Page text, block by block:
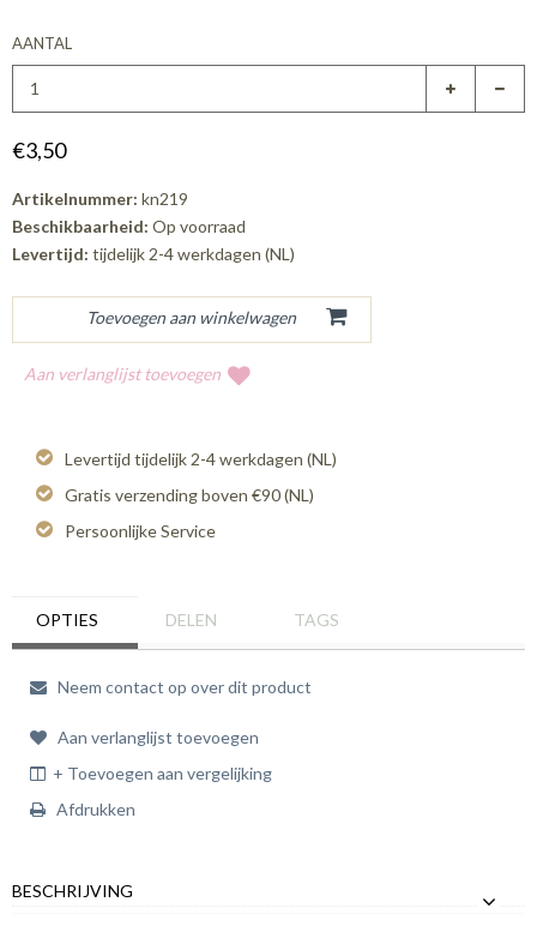
AANTAL
€3,50
Artikelnummer: kn219
Beschikbaarheid: Op voorraad
Levertijd: tijdelijk 2-4 werkdagen (NL)
Aan verlanglijst toevoegen
Levertijd tijdelijk 2-4 werkdagen (NL)
Gratis verzending boven €90 (NL)
Persoonlijke Service
OPTIES DELEN TAGS
Neem contact op over dit product
Aan verlanglijst toevoegen
+ Toevoegen aan vergelijking
Afdrukken
BESCHRIJVING